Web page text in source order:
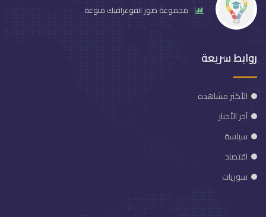
مجموعة صور انفوغرافيك منوعة
روابط سريعة
الأكثر مشاهدة
آخر الأخبار
سياسة
اقتصاد
سوريات